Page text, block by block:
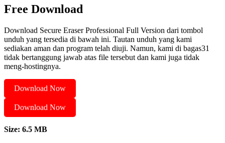
Free Download
Download Secure Eraser Professional Full Version dari tombol
unduh yang tersedia di bawah ini. Tautan unduh yang kami
sediakan aman dan program telah diuji. Namun, kami di bagas31
tidak bertanggung jawab atas file tersebut dan kami juga tidak
meng-hostingnya.
Download Now
Download Now
Size: 6.5 MB